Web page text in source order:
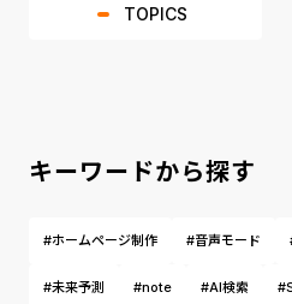
TOPICS
キーワードから探す
#ホームページ制作 #音声モード
#未来予測 #note #AI検索